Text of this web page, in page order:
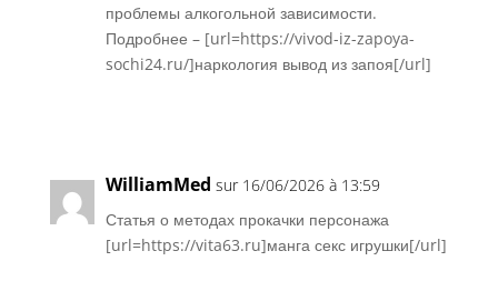
проблемы алкогольной зависимости.
Подробнее – [url=https://vivod-iz-zapoya-
sochi24.ru/]наркология вывод из запоя[/url]
WilliamMed sur 16/06/2026 à 13:59
Статья о методах прокачки персонажа
[url=https://vita63.ru]манга секс игрушки[/url]